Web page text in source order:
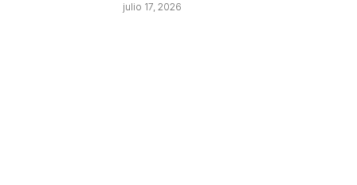
julio 17, 2026